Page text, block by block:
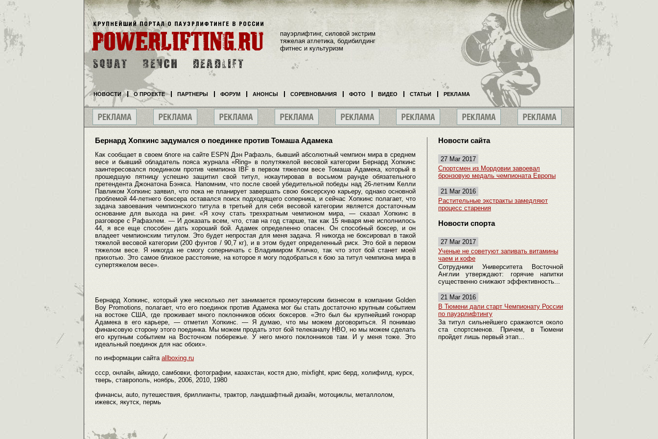
Бернард Хопкинс задумался о поединке против Томаша Адамека
Как сообщает в своем блоге на сайте ESPN Дэн Рафаэль, бывший абсолютный чемпион мира в среднем
весе и бывший обладатель пояса журнала «Ring» в полутяжелой весовой категории Бернард Хопкинс
заинтересовался поединком против чемпиона IBF в первом тяжелом весе Томаша Адамека, который в
прошедшую пятницу успешно защитил свой титул, нокаутировав в восьмом раунде обязательного
претендента Джонатона Бэнкса. Напомним, что после своей убедительной победы над 26-летним Келли
Павликом Хопкинс заявил, что пока не планирует завершать свою боксерскую карьеру, однако основной
проблемой 44-летнего боксера оставался поиск подходящего соперника, и сейчас Хопкинс полагает, что
задача завоевания чемпионского титула в третьей для себя весовой категории является достаточным
основание для выхода на ринг. «Я хочу стать трехкратным чемпионом мира, — сказал Хопкинс в
разговоре с Рафаэлем. — И доказать всем, что, став на год старше, так как 15 января мне исполнилось
44, я все еще способен дать хороший бой. Адамек определенно опасен. Он способный боксер, и он
владеет чемпионским титулом. Это будет непростая для меня задача. Я никогда не боксировал в такой
тяжелой весовой категории (200 фунтов / 90,7 кг), и в этом будет определенный риск. Это бой в первом
тяжелом весе. Я никогда не смогу соперничать с Владимиром Кличко, так что этот бой станет моей
прихотью. Это самое близкое расстояние, на которое я могу подобраться к бою за титул чемпиона мира в
супертяжелом весе».
Бернард Хопкинс, который уже несколько лет занимается промоутерским бизнесом в компании Golden
Boy Promotions, полагает, что его поединок против Адамека мог бы стать достаточно крупным событием
на востоке США, где проживает много поклонников обоих боксеров. «Это был бы крупнейший гонорар
Адамека в его карьере, — отметил Хопкинс. — Я думаю, что мы можем договориться. Я понимаю
финансовую сторону этого поединка. Мы можем продать этот бой телеканалу НВО, но мы можем сделать
его крупным событием на Восточном побережье. У него много поклонников там. И у меня тоже. Это
идеальный поединок для нас обоих».
по информации сайта allboxing.ru
ссср, онлайн, айкидо, самбовки, фотографии, казахстан, костя дзю, mixfight, крис берд, холифилд, курск,
тверь, ставрополь, ноябрь, 2006, 2010, 1980
финансы, auto, путешествия, бриллианты, трактор, ландшафтный дизайн, мотоциклы, металлолом,
ижевск, якутск, пермь
Новости сайта
27 Mar 2017
Спортсмен из Мордовии завоевал
бронзовую медаль чемпионата Европы
21 Mar 2016
Растительные экстракты замедляют
процесс старения
Новости спорта
27 Mar 2017
Ученые не советуют запивать витамины
чаем и кофе
Сотрудники Университета Восточной
Англии утверждают: горячие напитки
существенно снижают эффективность...
21 Mar 2016
В Тюмени дали старт Чемпионату России
по пауэрлифтингу
За титул сильнейшего сражаются около
ста спортсменов. Причем, в Тюмени
пройдет лишь первый этап...
пауэрлифтинг, силовой экстрим
тяжелая атлетика, бодибилдинг
фитнес и культуризм
НОВОСТИ О ПРОЕКТЕ ПАРТНЕРЫ ФОРУМ АНОНСЫ СОРЕВНОВАНИЯ ФОТО ВИДЕО СТАТЬИ РЕКЛАМА